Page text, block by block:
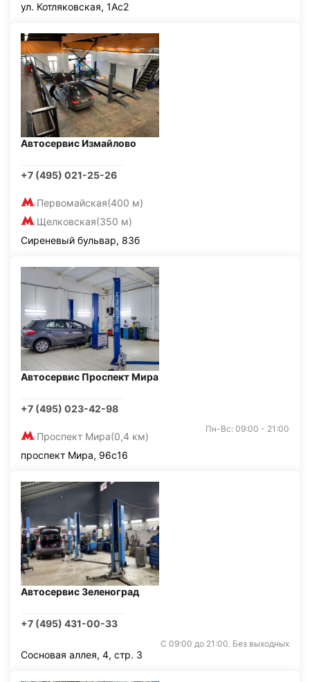
ул. Котляковская, 1Ас2
Автосервис Измайлово
+7 (495) 021-25-26
Первомайская(400 м)
Щелковская(350 м)
Сиреневый бульвар, 83б
Автосервис Проспект Мира
+7 (495) 023-42-98
Проспект Мира(0,4 км)
Пн-Вс: 09:00 - 21:00
проспект Мира, 96с16
Автосервис Зеленоград
+7 (495) 431-00-33
С 09:00 до 21:00. Без выходных
Сосновая аллея, 4, стр. 3